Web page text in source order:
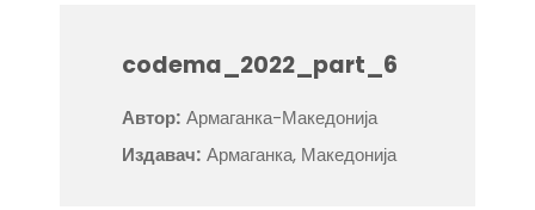
codema_2022_part_6
Автор: Армаганка-Македонија
Издавач: Армаганка, Македонија